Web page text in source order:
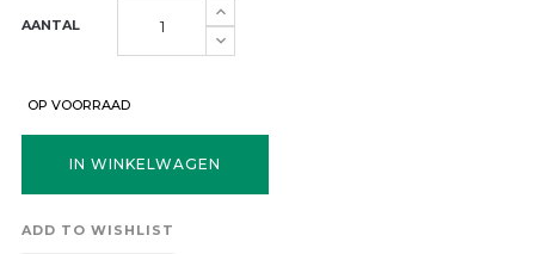
AANTAL
OP VOORRAAD
IN WINKELWAGEN
ADD TO WISHLIST